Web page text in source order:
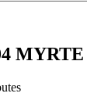
MYRTE